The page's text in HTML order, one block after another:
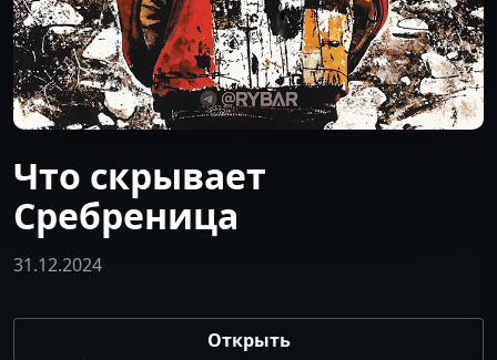
Что скрывает
Сребреница
31.12.2024
Открыть